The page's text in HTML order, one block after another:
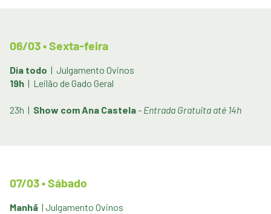
06/03 • Sexta-feira
Dia todo | Julgamento Ovinos
19h | Leilão de Gado Geral
23h | Show com Ana Castela- Entrada Gratuita até 14h
07/03 • Sábado
Manhã | Julgamento Ovinos